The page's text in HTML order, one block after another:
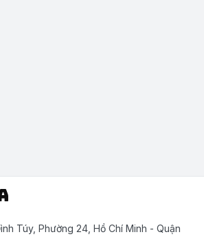
Túy, Phường 24, Hồ Chí Minh - Quận